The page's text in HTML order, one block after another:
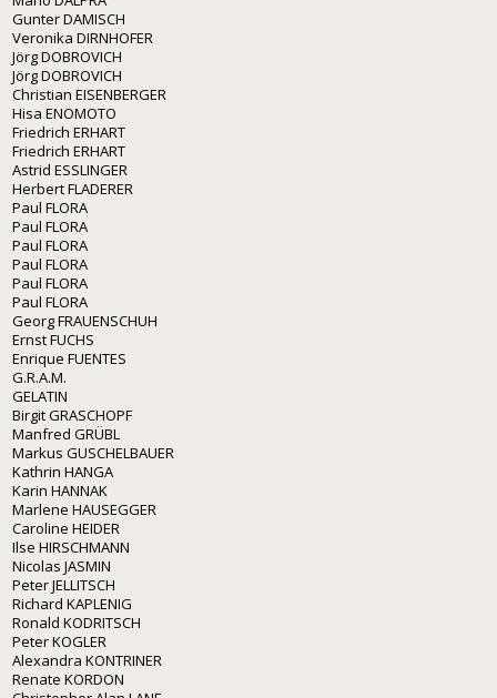
Gunter DAMISCH
Veronika DIRNHOFER
Jörg DOBROVICH
Jörg DOBROVICH
Christian EISENBERGER
Hisa ENOMOTO
Friedrich ERHART
Friedrich ERHART
Astrid ESSLINGER
Herbert FLADERER
Paul FLORA
Paul FLORA
Paul FLORA
Paul FLORA
Paul FLORA
Paul FLORA
Georg FRAUENSCHUH
Ernst FUCHS
Enrique FUENTES
G.R.A.M.
GELATIN
Birgit GRASCHOPF
Manfred GRÜBL
Markus GUSCHELBAUER
Kathrin HANGA
Karin HANNAK
Marlene HAUSEGGER
Caroline HEIDER
Ilse HIRSCHMANN
Nicolas JASMIN
Peter JELLITSCH
Richard KAPLENIG
Ronald KODRITSCH
Peter KOGLER
Alexandra KONTRINER
Renate KORDON